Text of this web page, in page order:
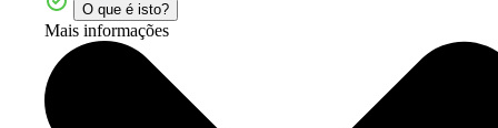
O que é isto?
Mais informações